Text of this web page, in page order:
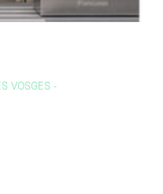
VOSGES -